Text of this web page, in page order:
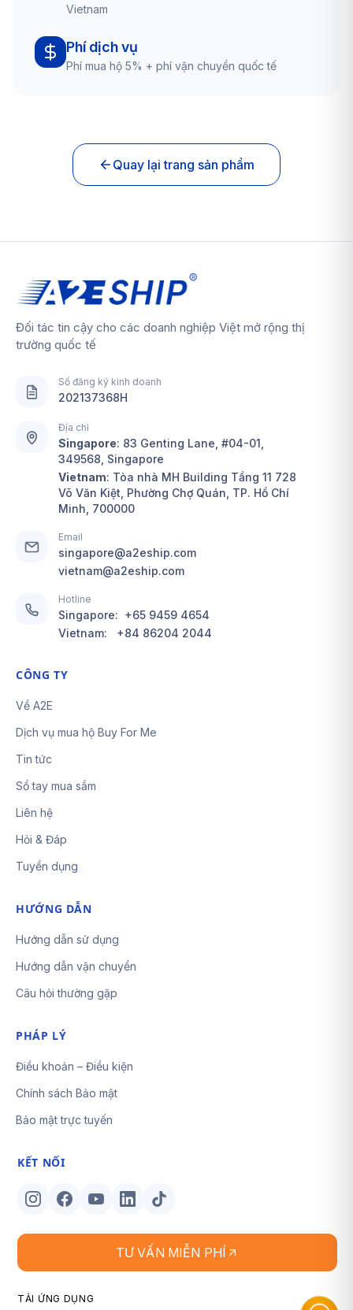
Vietnam
Phí dịch vụ
Phí mua hộ 5% + phí vận chuyển quốc tế
Quay lại trang sản phẩm
Đối tác tin cậy cho các doanh nghiệp Việt mở rộng thị
trường quốc tế
Số đăng ký kinh doanh
202137368H
Địa chỉ
Singapore: 83 Genting Lane, #04-01,
349568, Singapore
Vietnam: Tòa nhà MH Building Tầng 11 728
Võ Văn Kiệt, Phường Chợ Quán, TP. Hồ Chí
Minh, 700000
Email
singapore@a2eship.com
vietnam@a2eship.com
Hotline
Singapore: +65 9459 4654
Vietnam: +84 86204 2044
CÔNG TY
Về A2E
Dịch vụ mua hộ Buy For Me
Tin tức
Sổ tay mua sắm
Liên hệ
Hỏi & Đáp
Tuyển dụng
HƯỚNG DẪN
Hướng dẫn sử dụng
Hướng dẫn vận chuyển
Câu hỏi thường gặp
PHÁP LÝ
Điều khoản – Điều kiện
Chính sách Bảo mật
Bảo mật trực tuyến
KẾT NỐI
TƯ VẤN MIỄN PHÍ
TẢI ỨNG DỤNG